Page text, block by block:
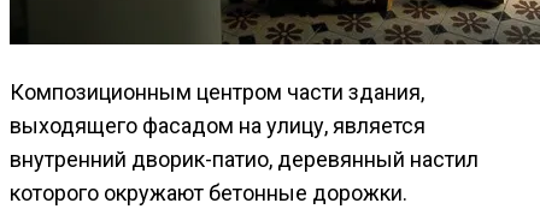
Композиционным центром части здания,
выходящего фасадом на улицу, является
внутренний дворик-патио, деревянный настил
которого окружают бетонные дорожки.